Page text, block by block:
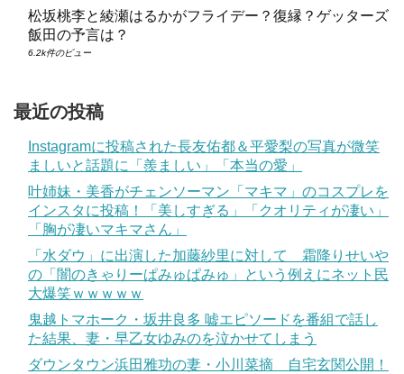
松坂桃李と綾瀬はるかがフライデー？復縁？ゲッターズ
飯田の予言は？
6.2k件のビュー
最近の投稿
Instagramに投稿された長友佑都＆平愛梨の写真が微笑
ましいと話題に「羨ましい」「本当の愛」
叶姉妹・美香がチェンソーマン「マキマ」のコスプレを
インスタに投稿！「美しすぎる」「クオリティが凄い」
「胸が凄いマキマさん」
「水ダウ」に出演した加藤紗里に対して 霜降りせいや
の「闇のきゃりーぱみゅぱみゅ」という例えにネット民
大爆笑ｗｗｗｗｗ
鬼越トマホーク・坂井良多 嘘エピソードを番組で話し
た結果、妻・早乙女ゆみのを泣かせてしまう
ダウンタウン浜田雅功の妻・小川菜摘 自宅玄関公開！